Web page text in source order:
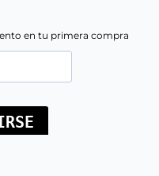
en tu primera compra